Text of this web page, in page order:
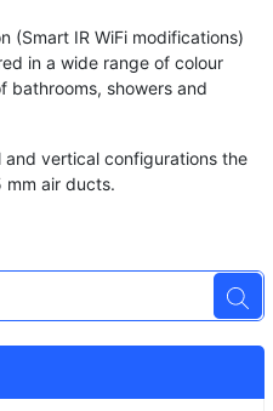
(Smart IR WiFi modifications)
in a wide range of colour
bathrooms, showers and
vertical configurations the
mm air ducts.